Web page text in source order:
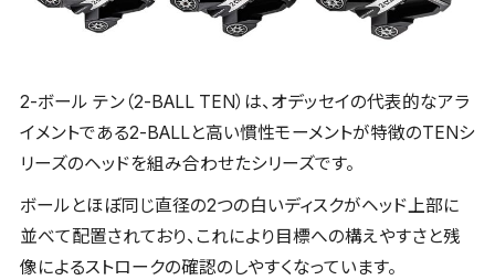
2-ボール テン（2-BALL TEN）は、オデッセイの代表的なアラ
イメントである2-BALLと高い慣性モーメントが特徴のTENシ
リーズのヘッドを組み合わせたシリーズです。
ボールとほぼ同じ直径の2つの白いディスクがヘッド上部に
並べて配置されており、これにより目標への構えやすさと残
像によるストロークの確認のしやすくなっています。